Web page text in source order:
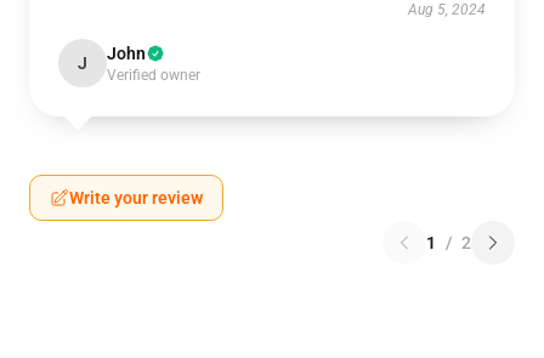
Aug 5, 2024
J John
Verified owner
Write your review
1 / 2